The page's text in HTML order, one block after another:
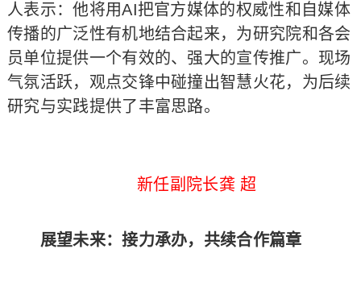
人表示：他将用AI把官方媒体的权威性和自媒体
传播的广泛性有机地结合起来，为研究院和各会
员单位提供一个有效的、强大的宣传推广。现场
气氛活跃，观点交锋中碰撞出智慧火花，为后续
研究与实践提供了丰富思路。
新任副院长龚 超
展望未来：接力承办，共续合作篇章